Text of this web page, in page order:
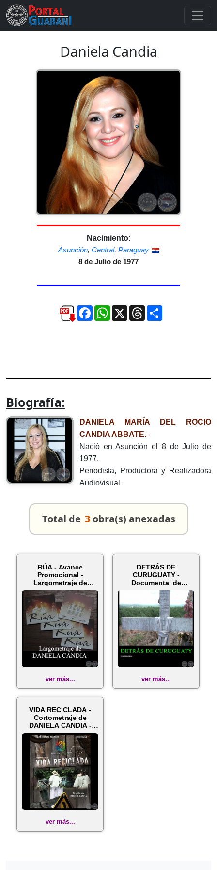
Daniela Candia
Nacimiento:
Asunción, Central, Paraguay
8 de Julio de 1977
FacebookWhatsApp
X ThreadsCompartir
Biografía:
DANIELA MARÍA DEL ROCIO
CANDIA ABBATE.-
Nació en Asunción el 8 de Julio de
1977.
Periodista, Productora y Realizadora
Audiovisual.
Total de 3 obra(s) anexadas
RÚA - Avance
Promocional -
Largometraje de
DANIELA CANDIA
ver más...
DETRÁS DE
CURUGUATY -
Documental de
DANIELA CANDIA
ver más...
VIDA RECICLADA -
Cortometraje de
DANIELA CANDIA -
Año 2013
ver más...